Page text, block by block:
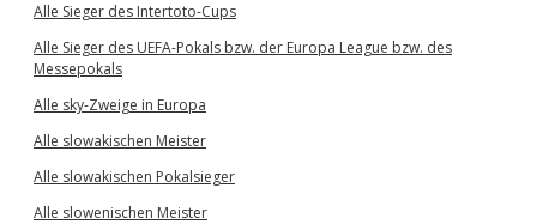
Alle Sieger des Intertoto-Cups
Alle Sieger des UEFA-Pokals bzw. der Europa League bzw. des
Messepokals
Alle sky-Zweige in Europa
Alle slowakischen Meister
Alle slowakischen Pokalsieger
Alle slowenischen Meister